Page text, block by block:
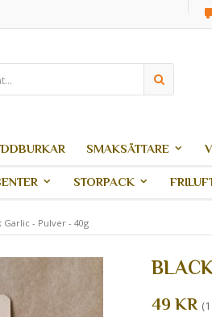
SMAKSÄTTARE
STORPACK
Garlic - Pulver - 40g
49 KR